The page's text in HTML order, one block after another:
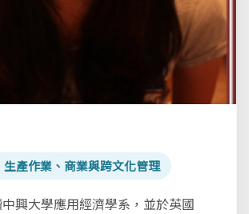
產作業、商業與跨文化管理
興大學應用經濟學系，並於英國